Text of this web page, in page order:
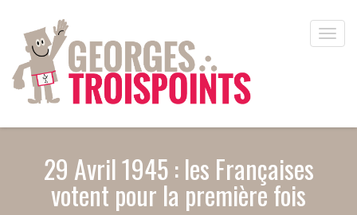
Toggle
29 Avril 1945 : les Françaises
votent pour la première fois